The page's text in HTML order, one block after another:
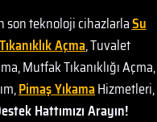
son teknoloji cihazlarlaSu
Tıkanıklık Açma, Tuvalet
Mutfak Tıkanıklığı Açma,
Pimaş YıkamaHizmetleri,
Hattımızı Arayın!